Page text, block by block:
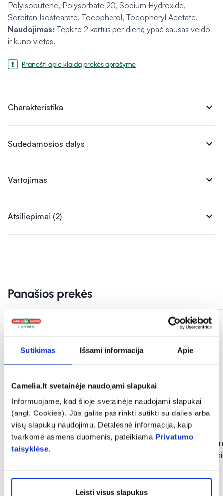
Sutikimas Išsami informacija Apie
Camelia.lt svetainėje naudojami slapukai
Informuojame, kad šioje svetainėje naudojami slapukai
(angl. Cookies). Jūs galite pasirinkti sutikti su dalies arba
visų slapukų naudojimu. Detalesnė informacija, kaip
tvarkome asmens duomenis, pateikiama Privatumo
taisyklėse.
Leisti visus slapukus
Polyisobutene, Polysorbate 20, Sodium Hydroxide,
Sorbitan Isostearate, Tocopherol, Tocopheryl Acetate.
Naudojimas: Tepkite 2 kartus per dieną ypač sausas veido
ir kūno vietas.
Pranešti apie klaidą prekės aprašyme
Charakteristika expand_more
Sudedamosios dalys expand_more
Vartojimas expand_more
Atsiliepimai (2) expand_more
Panašios prekės
-30%
A-DERMA veido ir kūno kremas-
emolientas EXOMEGA
-40%
PHARMA LINE
ypač sausai ir
(1)